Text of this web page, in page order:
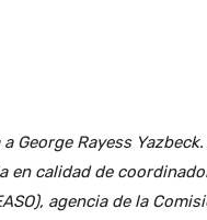
George Rayess
en calidad de
agencia de la